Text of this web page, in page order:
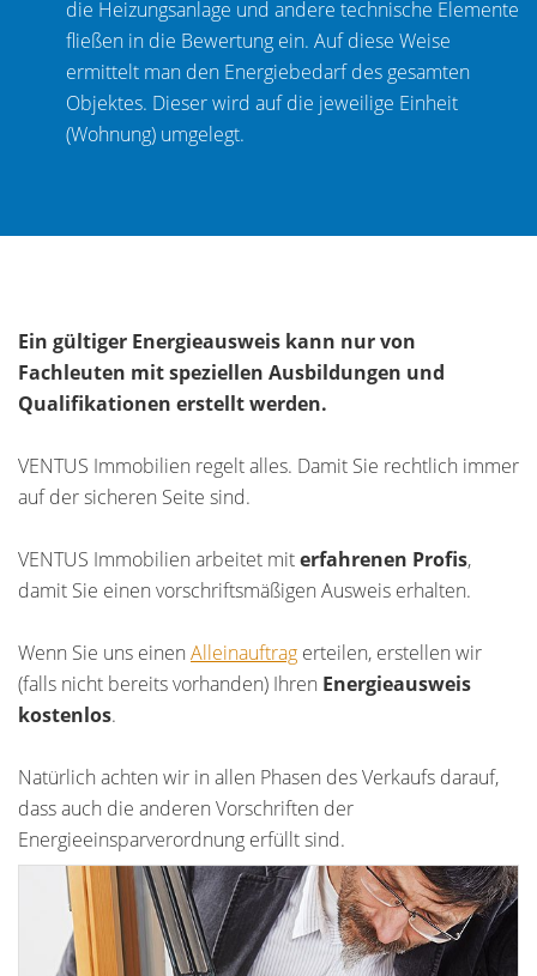
die Heizungsanlage und andere technische Elemente
fließen in die Bewertung ein. Auf diese Weise
ermittelt man den Energiebedarf des gesamten
Objektes. Dieser wird auf die jeweilige Einheit
(Wohnung) umgelegt.
Ein gültiger Energieausweis kann nur von
Fachleuten mit speziellen Ausbildungen und
Qualifikationen erstellt werden.
VENTUS Immobilien regelt alles. Damit Sie rechtlich immer
auf der sicheren Seite sind.
VENTUS Immobilien arbeitet miterfahrenen Profis,
damit Sie einen vorschriftsmäßigen Ausweis erhalten.
Wenn Sie uns einen Alleinauftrag erteilen, erstellen wir
(falls nicht bereits vorhanden) Ihren Energieausweis
kostenlos.
Natürlich achten wir in allen Phasen des Verkaufs darauf,
dass auch die anderen Vorschriften der
Energieeinsparverordnung erfüllt sind.